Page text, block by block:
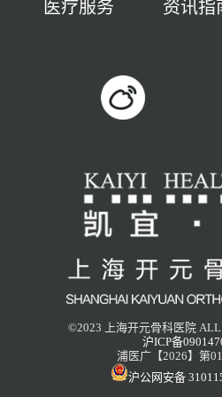
医疗服务 资讯指
©2023 上海开元骨科医院 ALL
沪ICP备
浦医广【2026】第
沪公网安备